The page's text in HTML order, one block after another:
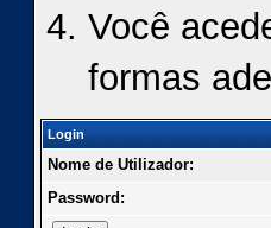
Você
formas
Login
Nome de Utilizador:
Password: